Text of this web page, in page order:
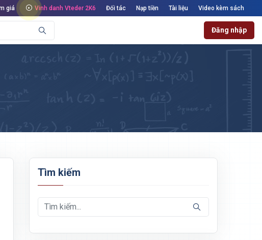
giá Vinh danh Vteder 2K6 Đối tác Nạp tiền Tài liệu Video kèm sách
Đăng nhập
Tìm kiếm